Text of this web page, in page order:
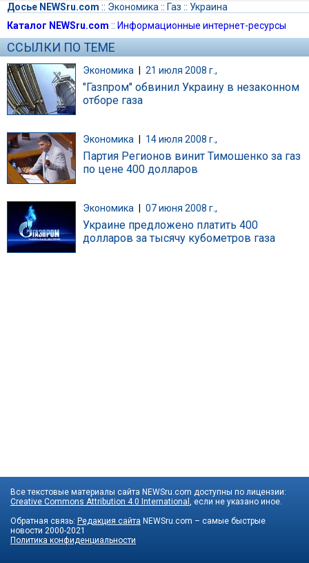
Досье NEWSru.com :: Экономика :: Газ :: Украина
Каталог NEWSru.com :: Информационные интернет-ресурсы
ССЫЛКИ ПО ТЕМЕ
Экономика | 21 июля 2008 г.,
"Газпром" обвинил Украину в незаконном
отборе газа
Экономика 14 июля 2008 г.,
Партия Регионов винит Тимошенко за газ
по цене 400 долларов
Экономика 07 июня 2008 г.,
Украине предложено платить 400
долларов за тысячу кубометров газа
Все текстовые материалы сайта NEWSru.com доступны по лицензии:
Creative Commons Attribution 4.0 International , если не указано иное.
Обратная связь: Редакция сайта NEWSru.com – самые быстрые
новости 2000-2021
Политика конфиденциальности